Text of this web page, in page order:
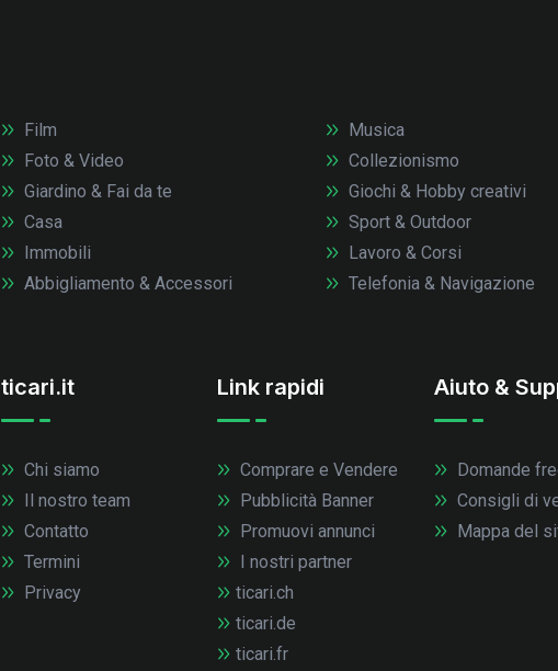
Film
Foto & Video
Giardino & Fai da te
Casa
Immobili
Abbigliamento & Accessori
Musica
Collezionismo
Giochi & Hobby creativi
Sport & Outdoor
Lavoro & Corsi
Telefonia & Navigazione
ticari.it
Chi siamo
Il nostro team
Contatto
Termini
Privacy
Link rapidi
Comprare e Vendere
Pubblicità Banner
Promuovi annunci
I nostri partner
ticari.ch
ticari.de
ticari.fr
Aiuto &
Domande
Consigli di
Mappa del